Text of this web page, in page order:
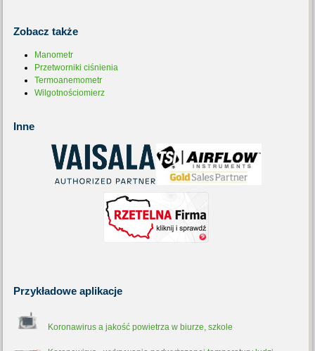
Zobacz także
Manometr
Przetworniki ciśnienia
Termoanemometr
Wilgotnościomierz
Inne
Przykładowe aplikacje
Koronawirus a jakość powietrza w biurze, szkole